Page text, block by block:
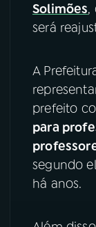
ACOMPANHE A
Instagram
TikTok
Solimões,
será
A
prefeito
para
segundo
há anos.